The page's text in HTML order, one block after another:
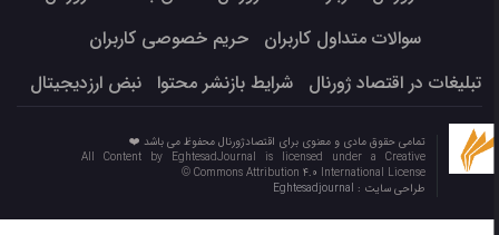
سوالات متداول کاربران
حریم خصوصی کاربران
تبلیغات در اقتصاد ژورنال
شرایط بازنشر محتوا نبض ارزدیجیتال
تمامی حقوق مادی و معنوی برای اقتصادژورنال محفوظ می باشد ❤️
All Content by EghtesadJournal is licensed under a Creative
Commons Attribution 4.0 International License ©️
طراحی سایت :